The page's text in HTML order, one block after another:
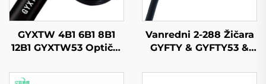
GYXTW 4B1 6B1 8B1
12B1 GYXTW53 Optički
Vanredni 2-288 Žičara
GYFTY & GYFTY53 &
Optički Kabel